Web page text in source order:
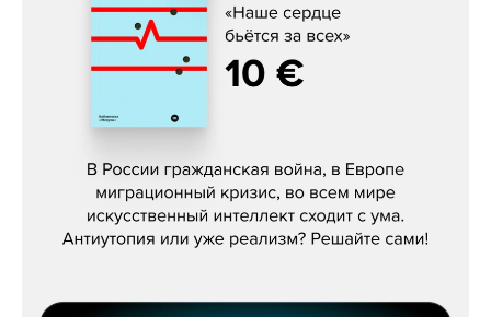
Константин Зарубин, «Наше сердце